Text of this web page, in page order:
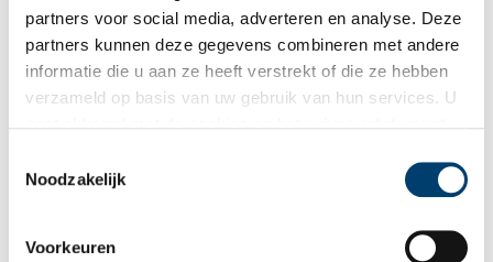
partners voor social media, adverteren en analyse. Deze
partners kunnen deze gegevens combineren met andere
informatie die u aan ze heeft verstrekt of die ze hebben
verzameld op basis van uw gebruik van hun services. U
Noodzakelijk
Voorkeuren
Het Sterkenhuis ontvangt een uniek diorama uit 1899
Een diorama uit 1899 over de Slag bij Bergen van 1799 prijkt
sinds kort in historisch museum Het Sterkenhuis. Het diorama
zich 225 jaar geleden afspeelde.